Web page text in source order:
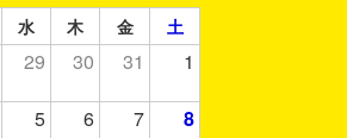
水 木 金 土
29 30 31 1
5 6 7 8